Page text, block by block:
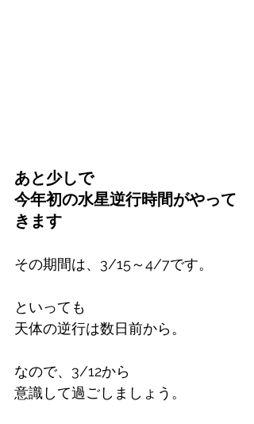
あと少しで
今年初の水星逆行時間がやって
きます
その期間は、3/15～4/7です。
といっても
天体の逆行は数日前から。
なので、3/12から
意識して過ごしましょう。